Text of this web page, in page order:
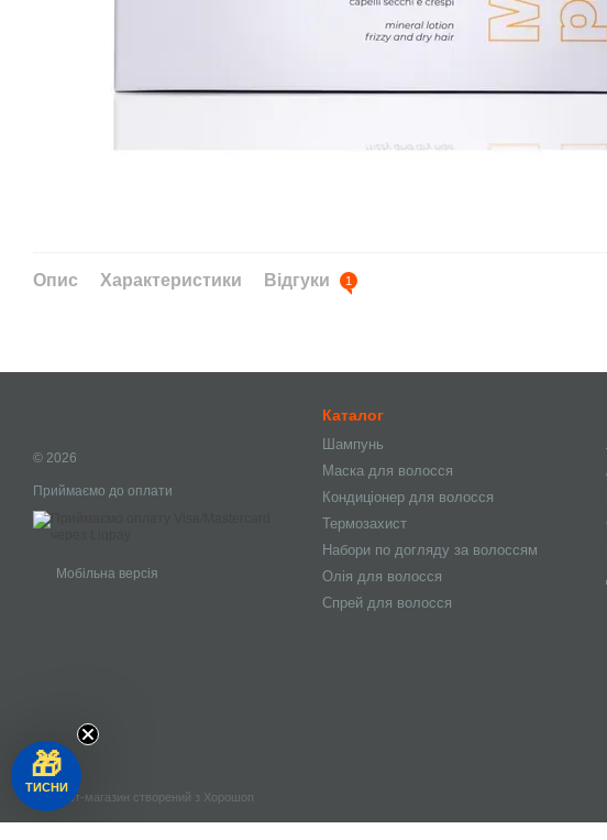
Опис Характеристики Відгуки 1
© 2026
Приймаємо до оплати
Мобільна версія
Інтернет-магазин створений з Хорошоп
Каталог
Шампунь
Маска для волосся
Кондиціонер для волосся
Термозахист
Набори по догляду за волоссям
Олія для волосся
Спрей для волосся
🎁
ТИСНИ